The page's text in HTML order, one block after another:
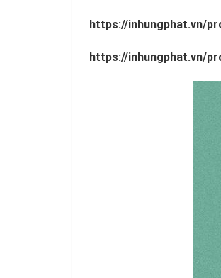
https://inhungphat.vn/
https://inhungphat.vn/